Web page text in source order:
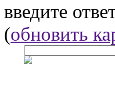
введите
(обновить